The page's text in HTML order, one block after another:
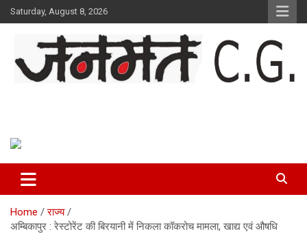
Skip
to
Saturday, August 8, 2026
Home
राज्य
अम्बिकापुर : रेस्टोरेंट की बिरयानी में निकला कॉकरोच मामला, खाद्य एवं औषधि